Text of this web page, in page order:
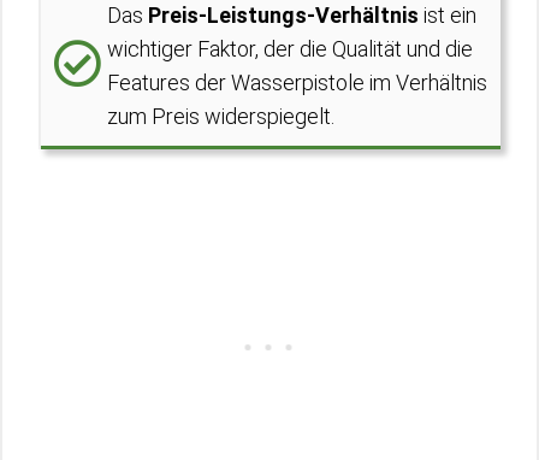
Das Preis-Leistungs-Verhältnis ist ein
wichtiger Faktor, der die Qualität und die
Features der Wasserpistole im Verhältnis
zum Preis widerspiegelt.